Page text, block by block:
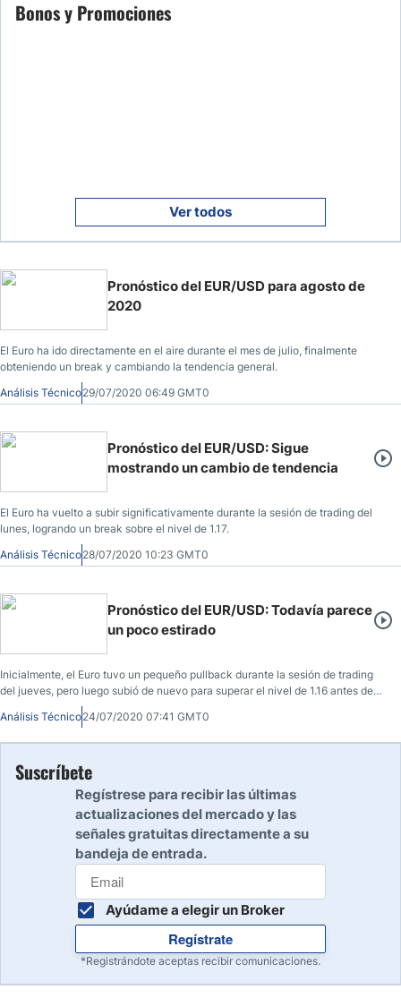
Bonos y Promociones
Ver todos
Pronóstico del EUR/USD para agosto de
2020
El Euro ha ido directamente en el aire durante el mes de julio, finalmente
obteniendo un break y cambiando la tendencia general.
Análisis Técnico29/07/2020 06:49 GMT0
Pronóstico del EUR/USD: Sigue
mostrando un cambio de tendencia
El Euro ha vuelto a subir significativamente durante la sesión de trading del
lunes, logrando un break sobre el nivel de 1.17.
Análisis Técnico28/07/2020 10:23 GMT0
Pronóstico del EUR/USD: Todavía parece
un poco estirado
Inicialmente, el Euro tuvo un pequeño pullback durante la sesión de trading
del jueves, pero luego subió de nuevo para superar el nivel de 1.16 antes de
Análisis Técnico24/07/2020 07:41 GMT0
Suscríbete
Regístrese para recibir las últimas
actualizaciones del mercado y las
señales gratuitas directamente a su
bandeja de entrada.
Ayúdame a elegir un Broker
Regístrate
*Registrándote aceptas recibir comunicaciones.